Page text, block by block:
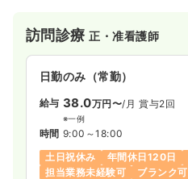
訪問診療正・准看護師
日勤のみ（常勤）
給与 38.0万円〜/月 賞与2回
※一例
時間 9:00～18:00
土日祝休み
年間休日120日
担当業務未経験可
ブランク可